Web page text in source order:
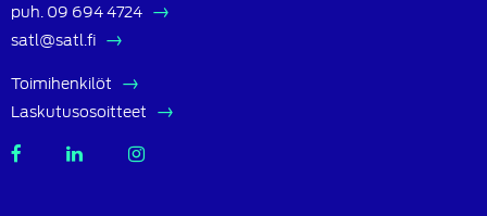
puh. 09 694 4724
satl@satl.fi
Toimihenkilöt
Laskutusosoitteet
SATL
SATL